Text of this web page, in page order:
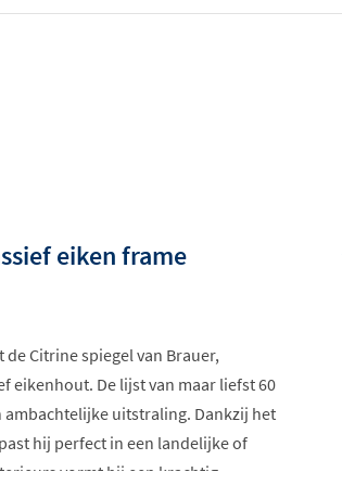
eiken frame
Citrine spiegel van Brauer,
eikenhout. De lijst van maar liefst 60
ambachtelijke uitstraling. Dankzij het
hij perfect in een landelijke of
vormt hij een krachtig